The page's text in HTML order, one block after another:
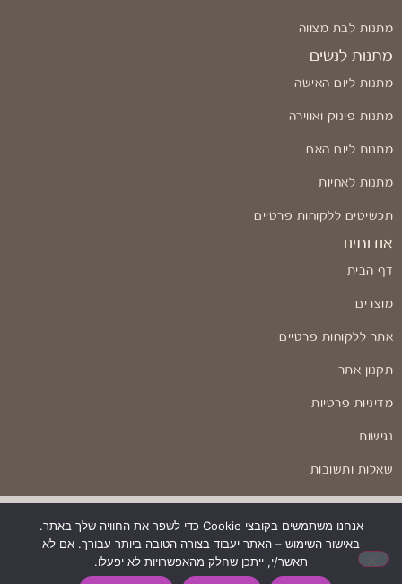
מתנות לבת מצווה
מתנות לנשים
מתנות ליום האישה
מתנות פינוק ואווירה
מתנות ליום האם
מתנות לאחיות
תכשיטים ללקוחות פרטיים
אודותינו
דף הבית
מוצרים
אתר ללקוחות פרטיים
תקנון אתר
מדיניות פרטיות
נגישות
שאלות ותשובות
בניה ועיצוב: Odesign
אנחנו משתמשים בקובצי Cookie כדי לשפר את החוויה שלך באתר.
באישור השימוש – האתר יעבוד בצורה הטובה ביותר עבורך. אם לא
תאשר/י, ייתכן שחלק מהאפשרויות לא יפעלו.